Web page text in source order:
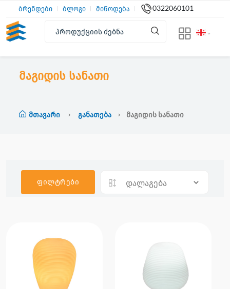
ბრენდები ბლოგი მიწოდება 0322060101
მაგიდის სანათი
Მთავარი Განათება Მაგიდის Სანათი
ფილტრები